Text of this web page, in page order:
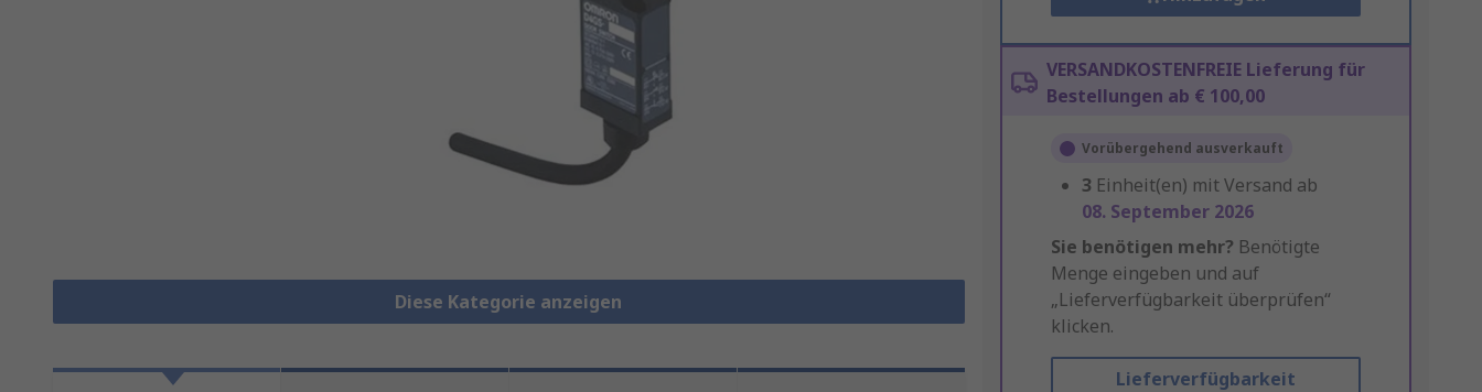
Diese Kategorie anzeigen
VERSANDKOSTENFREIE Lieferung für
Bestellungen ab € 100,00
Vorübergehend ausverkauft
3 Einheit(en) mit Versand ab
08. September 2026
Sie benötigen mehr? Benötigte
Menge eingeben und auf
„Lieferverfügbarkeit überprüfen“
klicken.
Lieferverfügbarkeit